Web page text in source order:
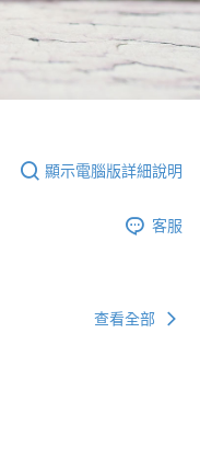
顯示電腦版詳細說明
客服
查看全部